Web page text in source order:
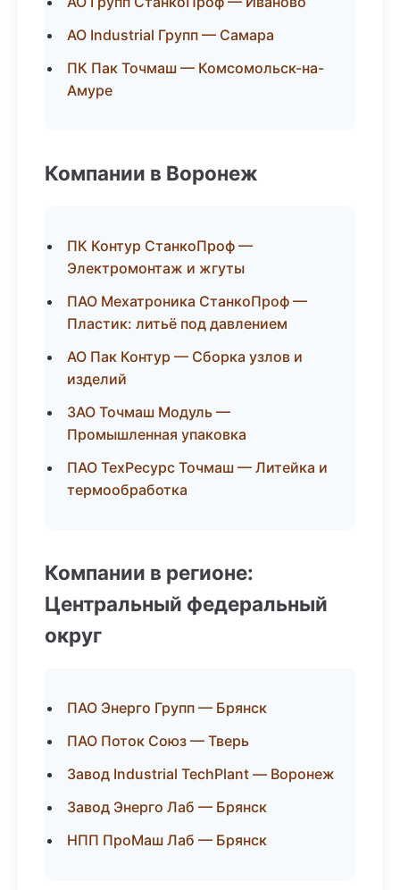
АО Industrial Групп — Самара
ПК Пак Точмаш — Комсомольск-на-
Амуре
Компании в Воронеж
ПК Контур СтанкоПроф —
Электромонтаж и жгуты
ПАО Мехатроника СтанкоПроф —
Пластик: литьё под давлением
АО Пак Контур — Сборка узлов и
изделий
ЗАО Точмаш Модуль —
Промышленная упаковка
ПАО ТехРесурс Точмаш — Литейка и
термообработка
Компании в регионе:
Центральный федеральный
округ
ПАО Энерго Групп — Брянск
ПАО Поток Союз — Тверь
Завод Industrial TechPlant — Воронеж
Завод Энерго Лаб — Брянск
НПП ПроМаш Лаб — Брянск